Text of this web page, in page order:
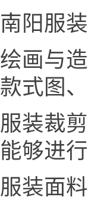
南阳服
绘画与
款式图
服装裁
能够进
服装面